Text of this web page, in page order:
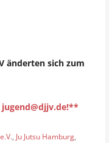
änderten sich zum
jugend@djjv.de!**
, Ju Jutsu Hamburg,